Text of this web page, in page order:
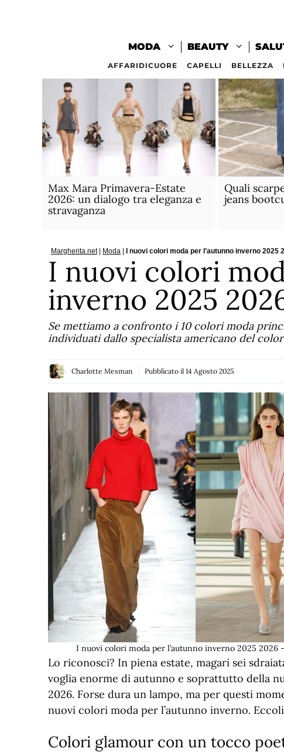
MODA BEAUTY
AFFARIDICUORE CAPELLI BELLEZZA
Max Mara Primavera-Estate
2026: un dialogo tra eleganza e
stravaganza
Quali
jeans
Margherita.net| Moda | I nuovi colori moda per l’autunno inverno 2025
I nuovi colori
inverno 2025
Se mettiamo a confronto i 10 colori moda
individuati dallo specialista americano del
Charlotte Mesman Pubblicato il 14 Agosto 2025
I nuovi colori moda per l’autunno inverno 2025 2026
Lo riconosci? In piena estate, magari sei
voglia enorme di autunno e soprattutto della
2026. Forse dura un lampo, ma per questi
nuovi colori moda per l’autunno inverno.
Colori glamour con un tocco